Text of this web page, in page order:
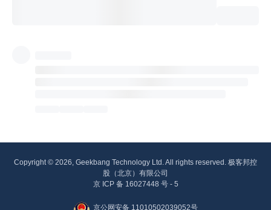
Copyright © 2026, Geekbang Technology Ltd. All rights reserved. 极客邦控
股（北京）有限公司
京 ICP 备 16027448 号 - 5
京公网安备 11010502039052号